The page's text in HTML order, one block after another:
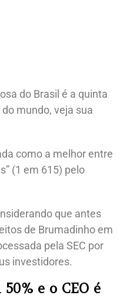
do Brasil é a quinta
mundo, veja sua
como a melhor entre
(1 em 615) pelo
que antes
de Brumadinho em
pela SEC por
investidores.
e o CEO é